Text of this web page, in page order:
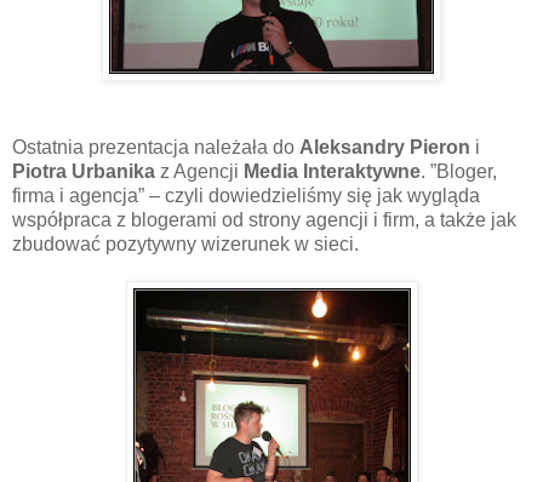
Ostatnia prezentacja należała do Aleksandry Pieron i
Piotra Urbanika z Agencji Media Interaktywne. ”Bloger,
firma i agencja” – czyli dowiedzieliśmy się jak wygląda
współpraca z blogerami od strony agencji i firm, a także jak
zbudować pozytywny wizerunek w sieci.